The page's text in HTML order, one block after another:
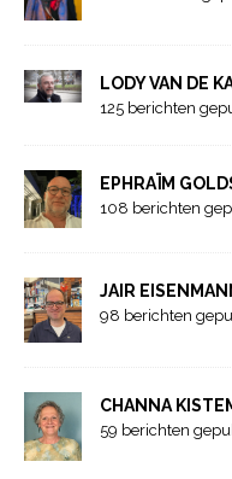
LODY VAN DE
125 berichten
EPHRAÏM
108 berichten
JAIR
98 berichten
CHANNA
59 berichten